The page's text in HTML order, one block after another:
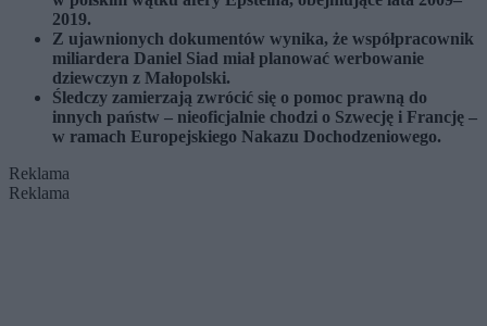
2019.
Z ujawnionych dokumentów wynika, że współpracownik
miliardera Daniel Siad miał planować werbowanie
dziewczyn z Małopolski.
Śledczy zamierzają zwrócić się o pomoc prawną do
innych państw – nieoficjalnie chodzi o Szwecję i Francję –
w ramach Europejskiego Nakazu Dochodzeniowego.
Reklama
Reklama